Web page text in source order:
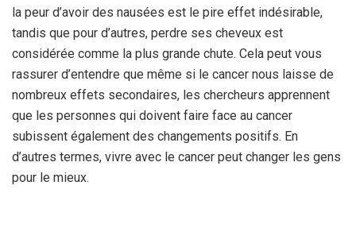
la peur d’avoir des nausées est le pire effet indésirable,
tandis que pour d’autres, perdre ses cheveux est
considérée comme la plus grande chute. Cela peut vous
rassurer d’entendre que même si le cancer nous laisse de
nombreux effets secondaires, les chercheurs apprennent
que les personnes qui doivent faire face au cancer
subissent également des changements positifs. En
d’autres termes, vivre avec le cancer peut changer les gens
pour le mieux.